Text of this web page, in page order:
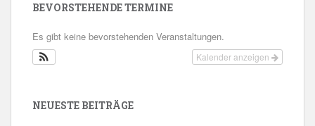
BEVORSTEHENDE TERMINE
Es gibt keine bevorstehenden Veranstaltungen.
Kalender anzeigen
NEUESTE BEITRÄGE